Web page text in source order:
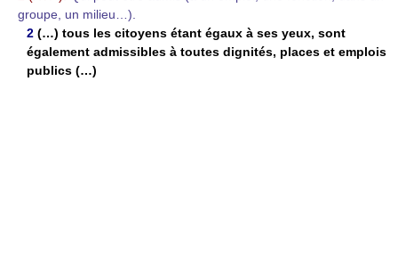
groupe, un milieu…).
2 (…) tous les citoyens étant égaux à ses yeux, sont
également admissibles à toutes dignités, places et emplois
publics (…)